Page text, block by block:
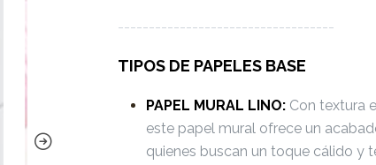
-----------------------------------
TIPOS DE PAPELES BASE
PAPEL MURAL LINO: Con textura
este papel mural ofrece un
quienes buscan un toque cálido y